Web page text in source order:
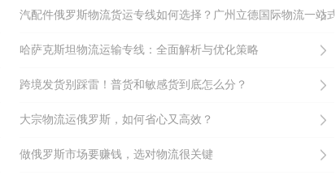
汽配件俄罗斯物流货运专线如何选择？广州立德国际物流一站
哈萨克斯坦物流运输专线：全面解析与优化策略
跨境发货别踩雷！普货和敏感货到底怎么分？
大宗物流运俄罗斯，如何省心又高效？
做俄罗斯市场要赚钱，选对物流很关键